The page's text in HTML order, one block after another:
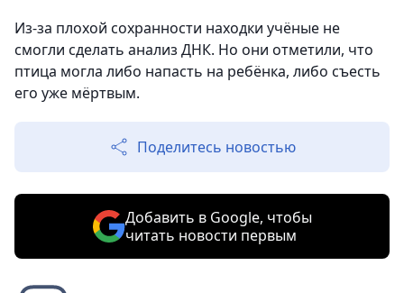
Из-за плохой сохранности находки учёные не
смогли сделать анализ ДНК. Но они отметили, что
птица могла либо напасть на ребёнка, либо съесть
его уже мёртвым.
Поделитесь новостью
Добавить в Google, чтобы
читать новости первым